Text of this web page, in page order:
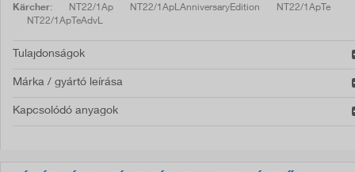
Kärcher: NT22/1Ap NT22/1ApLAnniversaryEdition NT22/1ApTe
NT22/1ApTeAdvL
Tulajdonságok
Márka / gyártó leírása
Kapcsolódó anyagok